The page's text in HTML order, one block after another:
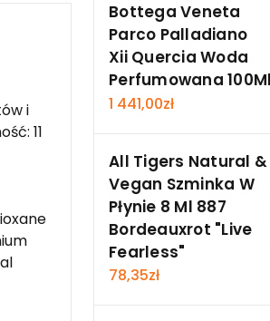
i
11
Bottega Veneta
Parco Palladiano
Xii Quercia Woda
Perfumowana 100Ml
1 441,00zł
All Tigers Natural &
Vegan Szminka W
Płynie 8 Ml 887
Bordeauxrot "Live
Fearless"
78,35zł